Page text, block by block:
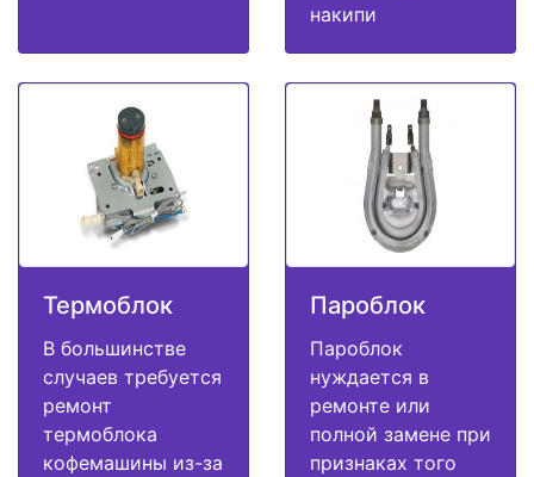
накипи
Термоблок
В большинстве
случаев требуется
ремонт
термоблока
кофемашины из-за
Пароблок
Пароблок
нуждается в
ремонте или
полной замене при
признаках того